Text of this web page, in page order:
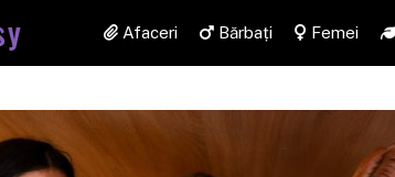
Afaceri Bărbați Femei